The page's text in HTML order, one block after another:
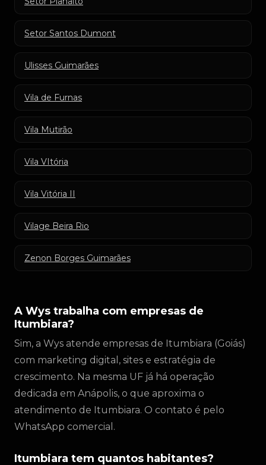
Setor Santos Dumont
Ulisses Guimarães
Vila de Furnas
Vila Mutirão
Vila VItória
Vila Vitória II
Vilage Beira Rio
Zenon Borges Guimarães
A Wys trabalha com empresas de
Itumbiara?
Sim, a Wys atende empresas de Itumbiara (Goiás)
com marketing digital, sites e estratégia de
crescimento. Na mesma UF já há operação
dedicada em Anápolis, o que aproxima o
atendimento de Itumbiara. O contato é pelo
WhatsApp comercial.
Itumbiara tem quantos habitantes?